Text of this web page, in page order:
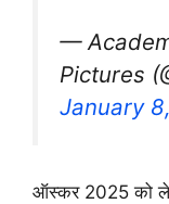
—
Pictures
January
ऑस्कर 2025 को